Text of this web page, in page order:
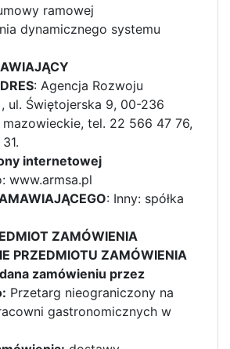
ramowej
dynamicznego systemu
: Agencja Rozwoju
ul. Świętojerska 9, 00-236
mazowieckie, tel. 22 566 47 76,
internetowej
www.armsa.pl
: Inny: spółka
ZAMÓWIENIA
PRZEDMIOTU ZAMÓWIENIA
zamówieniu przez
Przetarg nieograniczony na
gastronomicznych w